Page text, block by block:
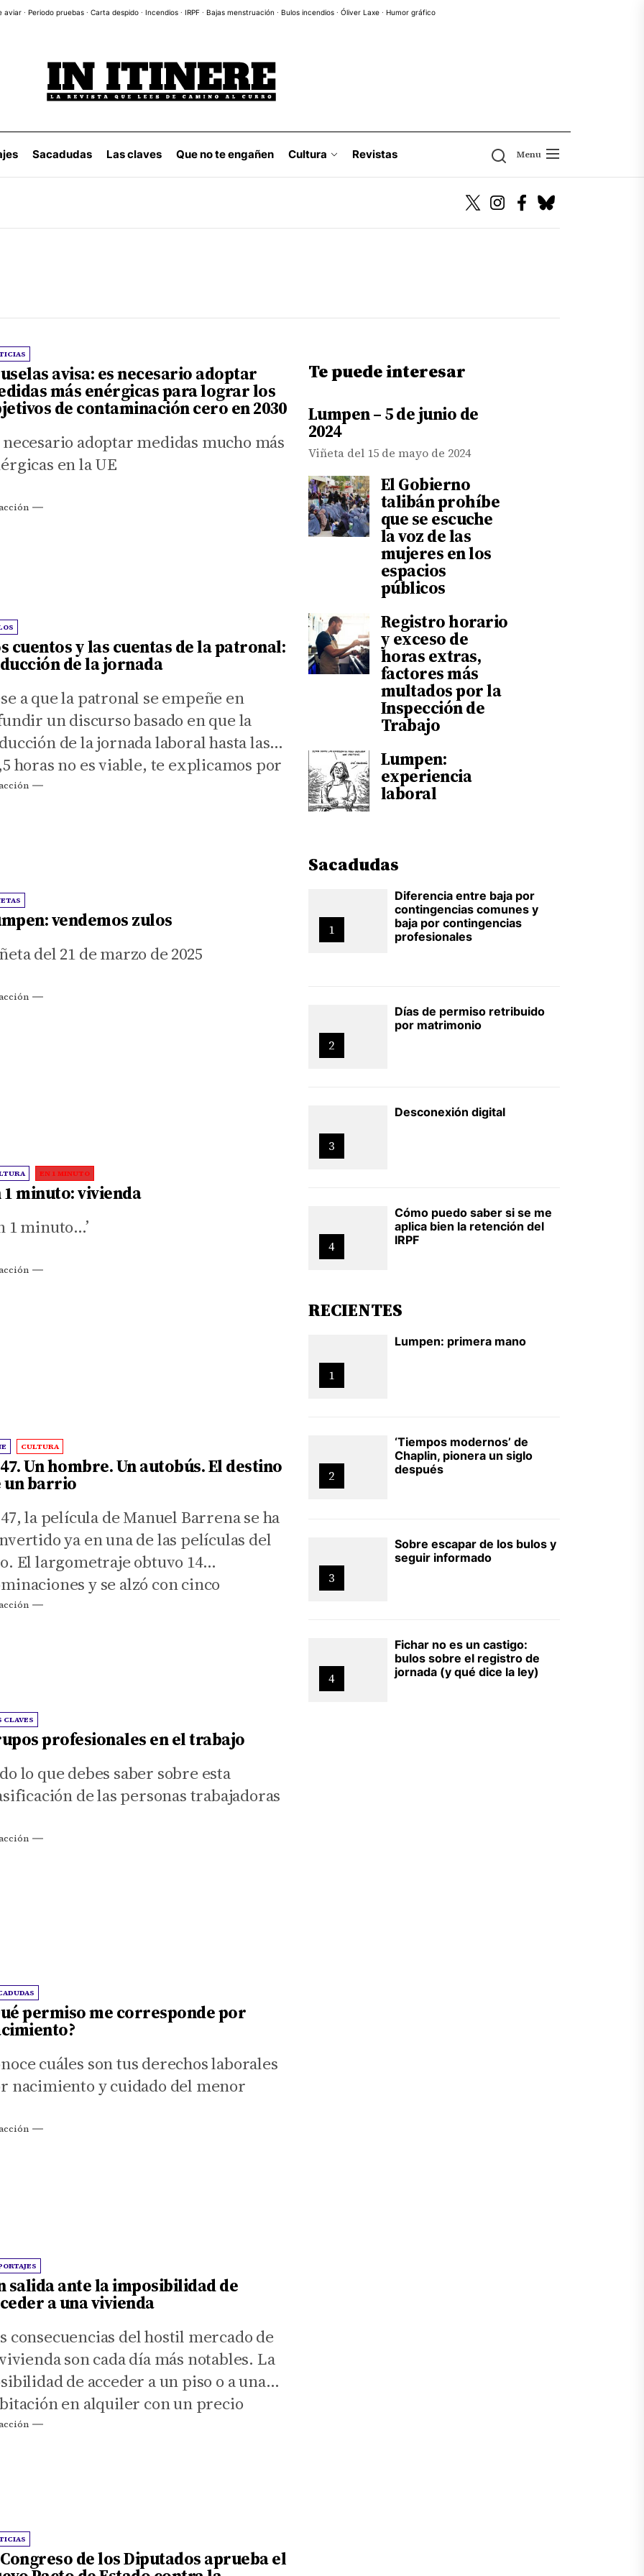
aviar· Periodo pruebas· Carta despido· Incendios· IRPF· Bajas menstruación · Bulos incendios· Óliver Laxe· Humor gráfico
Sacadudas Las claves Que no te engañen Cultura Revistas Menu
avisa: es necesario adoptar
más enérgicas para lograr los
de contaminación cero en 2030
necesario adoptar medidas mucho más
en la UE
cuentos y las cuentas de la patronal:
de la jornada
a que la patronal se empeñe en
un discurso basado en que la
de la jornada laboral hasta las
horas no es viable, te explicamos por
todos los sectores productivos están
vendemos zulos
del 21 de marzo de 2025
EN 1 MINUTO
1 minuto: vivienda
1 minuto…’
CULTURA
Un hombre. Un autobús. El destino
un barrio
la película de Manuel Barrena se ha
ya en una de las películas del
El largometraje obtuvo 14
y se alzó con cinco
en los Premios Goya 2025.
CLAVES
profesionales en el trabajo
lo que debes saber sobre esta
de las personas trabajadoras
permiso me corresponde por
cuáles son tus derechos laborales
nacimiento y cuidado del menor
salida ante la imposibilidad de
a una vivienda
consecuencias del hostil mercado de
son cada día más notables. La
de acceder a un piso o a una
en alquiler con un precio
es cada vez más remota.
de los Diputados aprueba el
Te puede interesar
Lumpen – 5 de junio de
2024
Viñeta del 15 de mayo de 2024
El Gobierno
talibán prohíbe
que se escuche
la voz de las
mujeres en los
espacios
públicos
Registro horario
y exceso de
horas extras,
factores más
multados por la
Inspección de
Trabajo
Lumpen:
experiencia
laboral
Sacadudas
1
Diferencia entre baja por
contingencias comunes y
baja por contingencias
profesionales
2
Días de permiso retribuido
por matrimonio
3
Desconexión digital
4
Cómo puedo saber si se me
aplica bien la retención del
IRPF
RECIENTES
1
Lumpen: primera mano
2
‘Tiempos modernos’ de
Chaplin, pionera un siglo
después
3
Sobre escapar de los bulos y
seguir informado
4
Fichar no es un castigo:
bulos sobre el registro de
jornada (y qué dice la ley)